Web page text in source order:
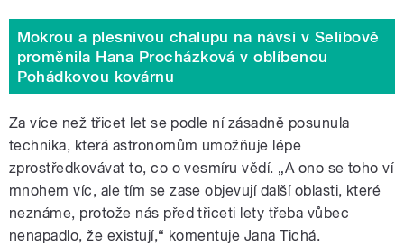
Mokrou a plesnivou chalupu na návsi v Selibově
proměnila Hana Procházková v oblíbenou
Pohádkovou kovárnu
Za více než třicet let se podle ní zásadně posunula
technika, která astronomům umožňuje lépe
zprostředkovávat to, co o vesmíru vědí. „A ono se toho ví
mnohem víc, ale tím se zase objevují další oblasti, které
neznáme, protože nás před třiceti lety třeba vůbec
nenapadlo, že existují,“ komentuje Jana Tichá.